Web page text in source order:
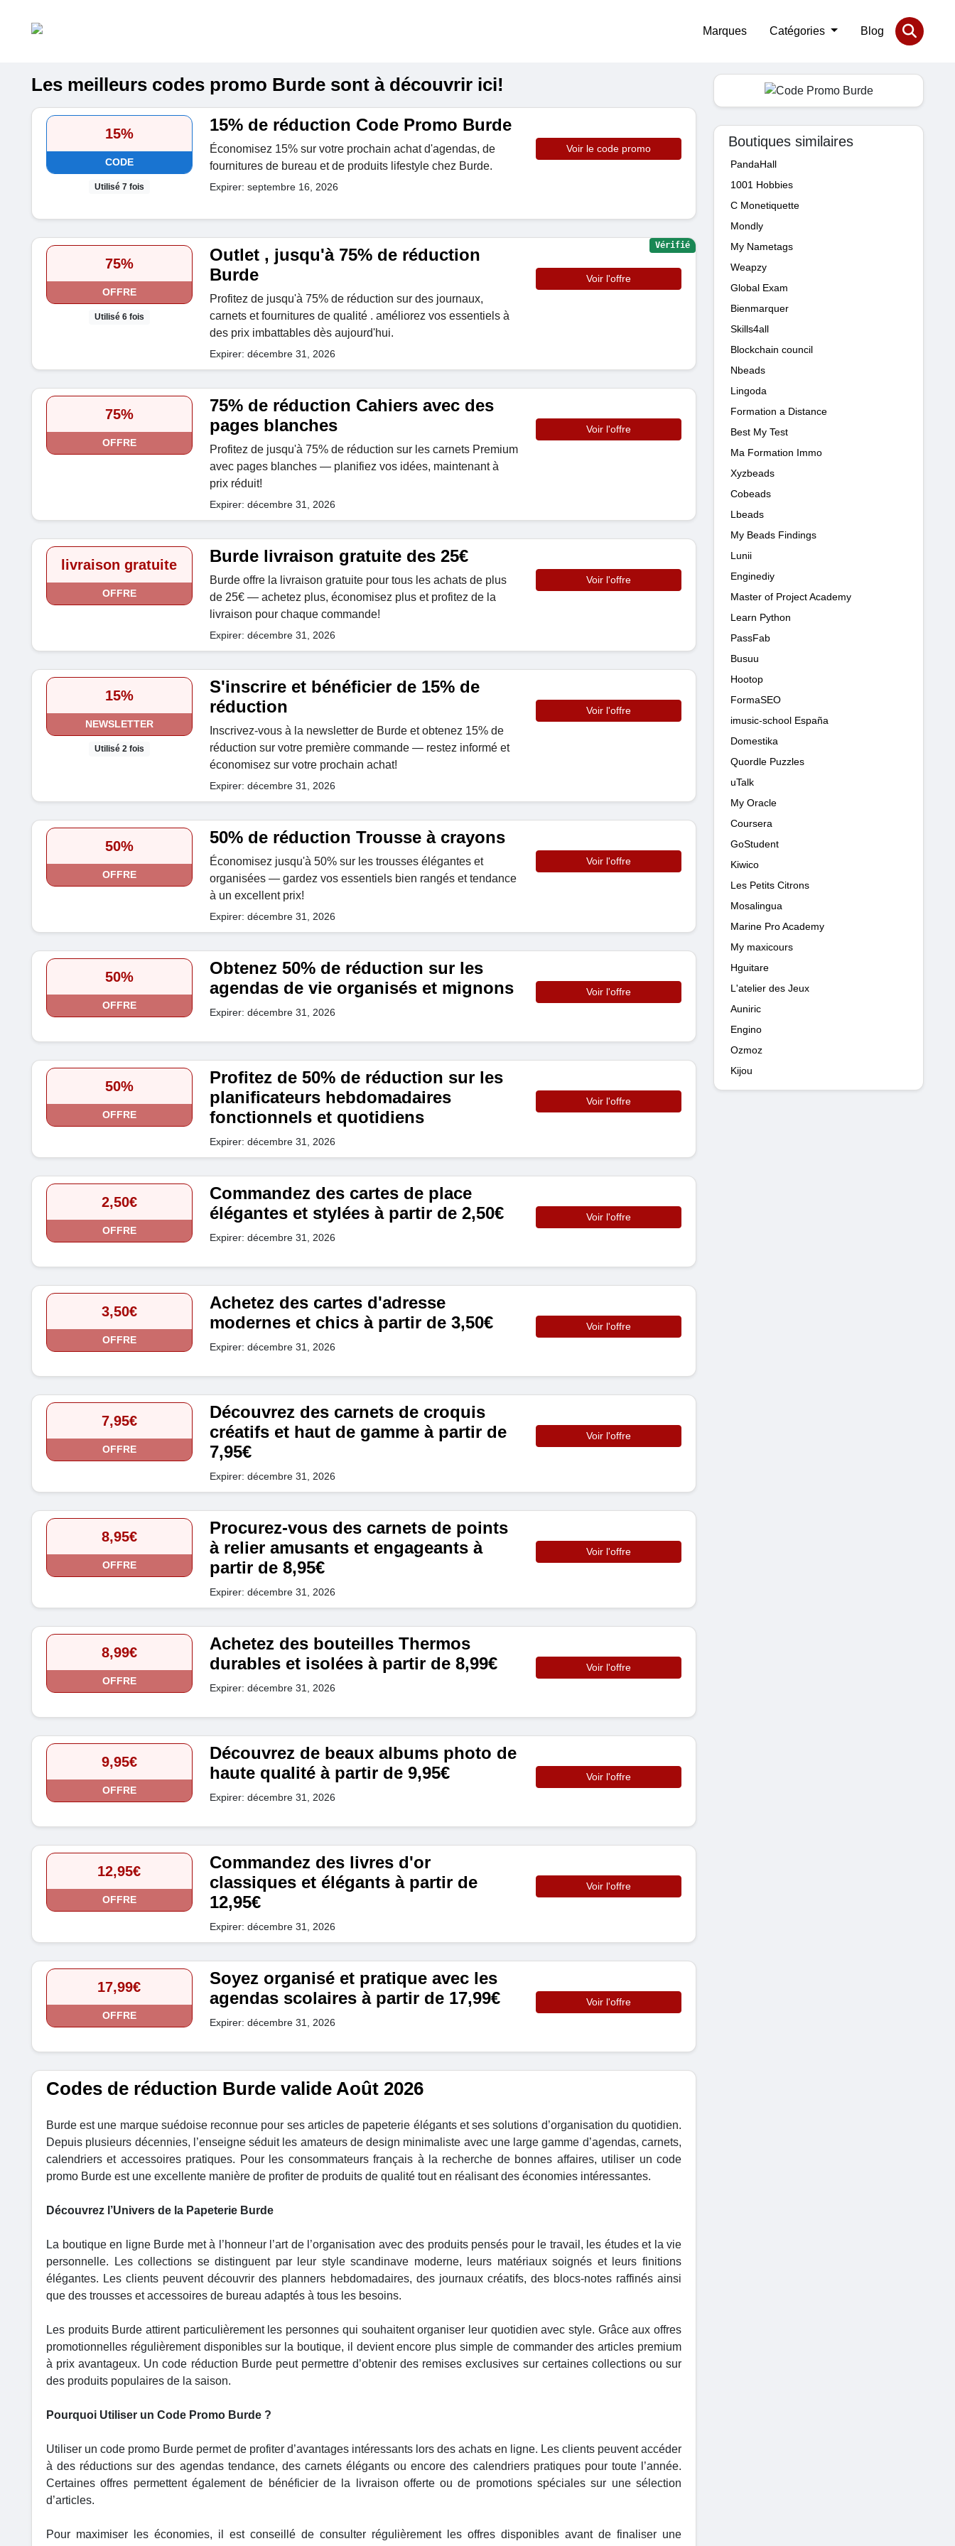
Marques Catégories Blog
Les meilleurs codes promo Burde sont à découvrir ici!
15%
CODE
Utilisé 7 fois
15% de réduction Code Promo Burde
Économisez 15% sur votre prochain achat d'agendas, de
fournitures de bureau et de produits lifestyle chez Burde.
Expirer: septembre 16, 2026
Voir le code promo
75%
OFFRE
Utilisé 6 fois
Outlet , jusqu'à 75% de réduction
Burde
Profitez de jusqu'à 75% de réduction sur des journaux,
carnets et fournitures de qualité . améliorez vos essentiels à
des prix imbattables dès aujourd'hui.
Expirer: décembre 31, 2026
Voir l'offre
Vérifié
75%
OFFRE
75% de réduction Cahiers avec des
pages blanches
Profitez de jusqu'à 75% de réduction sur les carnets Premium
avec pages blanches — planifiez vos idées, maintenant à
prix réduit!
Expirer: décembre 31, 2026
Voir l'offre
livraison gratuite
OFFRE
Burde livraison gratuite des 25€
Burde offre la livraison gratuite pour tous les achats de plus
de 25€ — achetez plus, économisez plus et profitez de la
livraison pour chaque commande!
Expirer: décembre 31, 2026
Voir l'offre
15%
NEWSLETTER
Utilisé 2 fois
S'inscrire et bénéficier de 15% de
réduction
Inscrivez-vous à la newsletter de Burde et obtenez 15% de
réduction sur votre première commande — restez informé et
économisez sur votre prochain achat!
Expirer: décembre 31, 2026
Voir l'offre
50%
OFFRE
50% de réduction Trousse à crayons
Économisez jusqu'à 50% sur les trousses élégantes et
organisées — gardez vos essentiels bien rangés et tendance
à un excellent prix!
Expirer: décembre 31, 2026
Voir l'offre
50%
OFFRE
Obtenez 50% de réduction sur les
agendas de vie organisés et mignons
Expirer: décembre 31, 2026
Voir l'offre
50%
OFFRE
Profitez de 50% de réduction sur les
planificateurs hebdomadaires
fonctionnels et quotidiens
Expirer: décembre 31, 2026
Voir l'offre
2,50€
OFFRE
Commandez des cartes de place
élégantes et stylées à partir de 2,50€
Expirer: décembre 31, 2026
Voir l'offre
3,50€
OFFRE
Achetez des cartes d'adresse
modernes et chics à partir de 3,50€
Expirer: décembre 31, 2026
Voir l'offre
7,95€
OFFRE
Découvrez des carnets de croquis
créatifs et haut de gamme à partir de
7,95€
Expirer: décembre 31, 2026
Voir l'offre
8,95€
OFFRE
Procurez-vous des carnets de points
à relier amusants et engageants à
partir de 8,95€
Expirer: décembre 31, 2026
Voir l'offre
8,99€
OFFRE
Achetez des bouteilles Thermos
durables et isolées à partir de 8,99€
Expirer: décembre 31, 2026
Voir l'offre
9,95€
OFFRE
Découvrez de beaux albums photo de
haute qualité à partir de 9,95€
Expirer: décembre 31, 2026
Voir l'offre
12,95€
OFFRE
Commandez des livres d'or
classiques et élégants à partir de
12,95€
Expirer: décembre 31, 2026
Voir l'offre
17,99€
OFFRE
Soyez organisé et pratique avec les
agendas scolaires à partir de 17,99€
Expirer: décembre 31, 2026
Voir l'offre
Codes de réduction Burde valide Août 2026
Burde est une marque suédoise reconnue pour ses articles de papeterie élégants et ses solutions d’organisation du quotidien.
Depuis plusieurs décennies, l’enseigne séduit les amateurs de design minimaliste avec une large gamme d’agendas, carnets,
calendriers et accessoires pratiques. Pour les consommateurs français à la recherche de bonnes affaires, utiliser un code
promo Burde est une excellente manière de profiter de produits de qualité tout en réalisant des économies intéressantes.
Découvrez l’Univers de la Papeterie Burde
La boutique en ligne Burde met à l’honneur l’art de l’organisation avec des produits pensés pour le travail, les études et la vie
personnelle. Les collections se distinguent par leur style scandinave moderne, leurs matériaux soignés et leurs finitions
élégantes. Les clients peuvent découvrir des planners hebdomadaires, des journaux créatifs, des blocs-notes raffinés ainsi
que des trousses et accessoires de bureau adaptés à tous les besoins.
Les produits Burde attirent particulièrement les personnes qui souhaitent organiser leur quotidien avec style. Grâce aux offres
promotionnelles régulièrement disponibles sur la boutique, il devient encore plus simple de commander des articles premium
à prix avantageux. Un code réduction Burde peut permettre d’obtenir des remises exclusives sur certaines collections ou sur
des produits populaires de la saison.
Pourquoi Utiliser un Code Promo Burde ?
Utiliser un code promo Burde permet de profiter d’avantages intéressants lors des achats en ligne. Les clients peuvent accéder
à des réductions sur des agendas tendance, des carnets élégants ou encore des calendriers pratiques pour toute l’année.
Certaines offres permettent également de bénéficier de la livraison offerte ou de promotions spéciales sur une sélection
d’articles.
Pour maximiser les économies, il est conseillé de consulter régulièrement les offres disponibles avant de finaliser une
Boutiques similaires
PandaHall
1001 Hobbies
C Monetiquette
Mondly
My Nametags
Weapzy
Global Exam
Bienmarquer
Skills4all
Blockchain council
Nbeads
Lingoda
Formation a Distance
Best My Test
Ma Formation Immo
Xyzbeads
Cobeads
Lbeads
My Beads Findings
Lunii
Enginediy
Master of Project Academy
Learn Python
PassFab
Busuu
Hootop
FormaSEO
imusic-school España
Domestika
Quordle Puzzles
uTalk
My Oracle
Coursera
GoStudent
Kiwico
Les Petits Citrons
Mosalingua
Marine Pro Academy
My maxicours
Hguitare
L'atelier des Jeux
Auniric
Engino
Ozmoz
Kijou